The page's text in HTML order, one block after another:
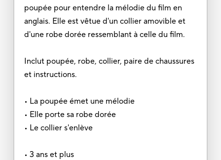
poupée pour entendre la mélodie du film en
anglais. Elle est vêtue d'un collier amovible et
d'une robe dorée ressemblant à celle du film.
Inclut poupée, robe, collier, paire de chaussures
et instructions.
• La poupée émet une mélodie
• Elle porte sa robe dorée
• Le collier s'enlève
• 3 ans et plus